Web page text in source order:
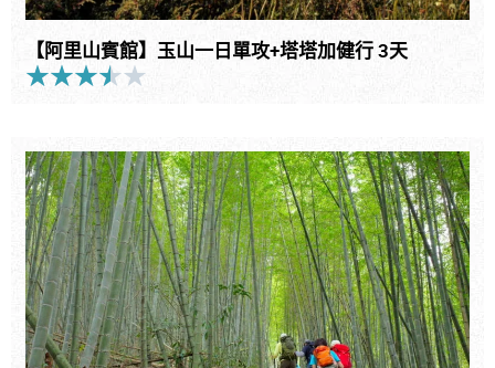
【阿里山賓館】玉山一日單攻+塔塔加健行 3天
★★★★★
of
5